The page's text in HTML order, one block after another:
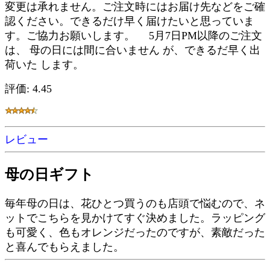
変更は承れません。ご注文時にはお届け先などをご確
認ください。できるだけ早く届けたいと思っていま
す。ご協力お願いします。 5月7日PM以降のご注文
は、 母の日には間に合いません が、できるだ早く出
荷いた します。
評価: 4.45
レビュー
母の日ギフト
毎年母の日は、花ひとつ買うのも店頭で悩むので、ネ
ットでこちらを見かけてすぐ決めました。ラッピング
も可愛く、色もオレンジだったのですが、素敵だった
と喜んでもらえました。